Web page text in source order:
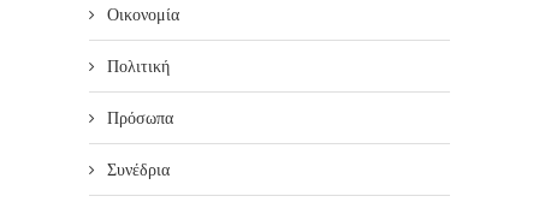
Οικονομία
Πολιτική
Πρόσωπα
Συνέδρια